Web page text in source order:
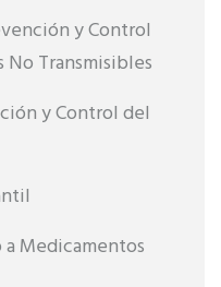
y Control
No Transmisibles
y Control del
Medicamentos